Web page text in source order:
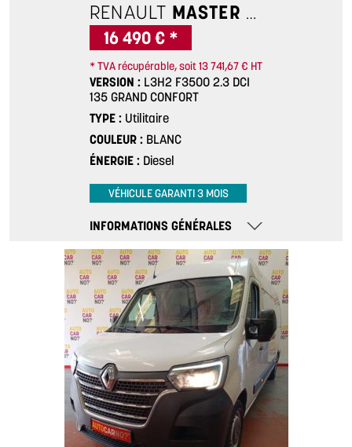
RENAULT MASTER 3
16 490 € *
* TVA récupérable, soit 13 741,67 € HT
VERSION
L3H2 F3500 2.3 DCI
135 GRAND CONFORT
TYPE
Utilitaire
COULEUR
BLANC
ÉNERGIE
Diesel
VÉHICULE GARANTI 3 MOIS
INFORMATIONS GÉNÉRALES